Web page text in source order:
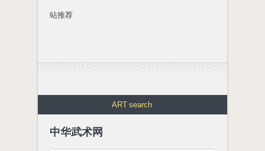
站推荐
ART search
中华武术网